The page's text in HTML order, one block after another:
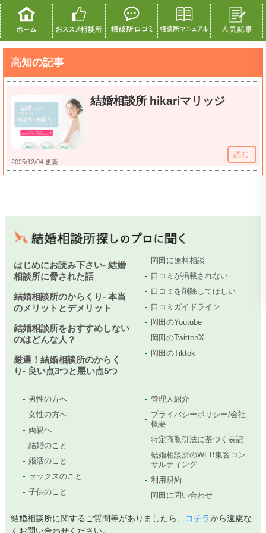
高知の記事
2025/12/04 更新
結婚相談所 hikariマリッジ
読む
はじめにお読み下さい- 結婚
相談所に脅された話
結婚相談所のからくり- 本当
のメリットとデメリット
結婚相談所をおすすめしない
のはどんな人？
厳選！結婚相談所のからく
り- 良い点3つと悪い点5つ
岡田に無料相談
口コミが掲載されない
口コミを削除してほしい
口コミガイドライン
岡田のYoutube
岡田のTwitter/X
岡田のTiktok
男性の方へ
女性の方へ
両親へ
結婚のこと
婚活のこと
セックスのこと
子供のこと
管理人紹介
プライバシーポリシー/会社
概要
特定商取引法に基づく表記
結婚相談所のWEB集客コン
サルティング
利用規約
岡田に問い合わせ
結婚相談所に関するご質問等がありましたら、 コチラから遠慮な
くお問い合わせください。